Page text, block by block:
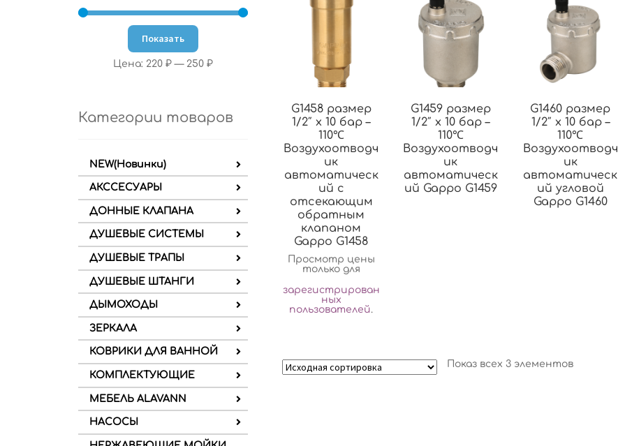
Показать
Цена: 220 ₽ — 250 ₽
Категории товаров
NEW(Новинки)
АКССЕСУАРЫ
ДОННЫЕ КЛАПАНА
ДУШЕВЫЕ СИСТЕМЫ
ДУШЕВЫЕ ТРАПЫ
ДУШЕВЫЕ ШТАНГИ
ДЫМОХОДЫ
ЗЕРКАЛА
КОВРИКИ ДЛЯ ВАННОЙ
КОМПЛЕКТУЮЩИЕ
МЕБЕЛЬ ALAVANN
НАСОСЫ
G1458 размер
1/2″ x 10 бар –
110℃
Воздухоотводч
ик
автоматическ
ий с
отсекающим
обратным
клапаном
Gappo G1458
Просмотр цены
только для
зарегистрирован
ных
пользователей.
G1459 размер
1/2″ x 10 бар –
110℃
Воздухоотводч
ик
автоматическ
ий Gappo G1459
G1460 размер
1/2″ x 10 бар –
110℃
Воздухоотводч
ик
автоматическ
ий угловой
Gappo G1460
Показ всех 3 элементов